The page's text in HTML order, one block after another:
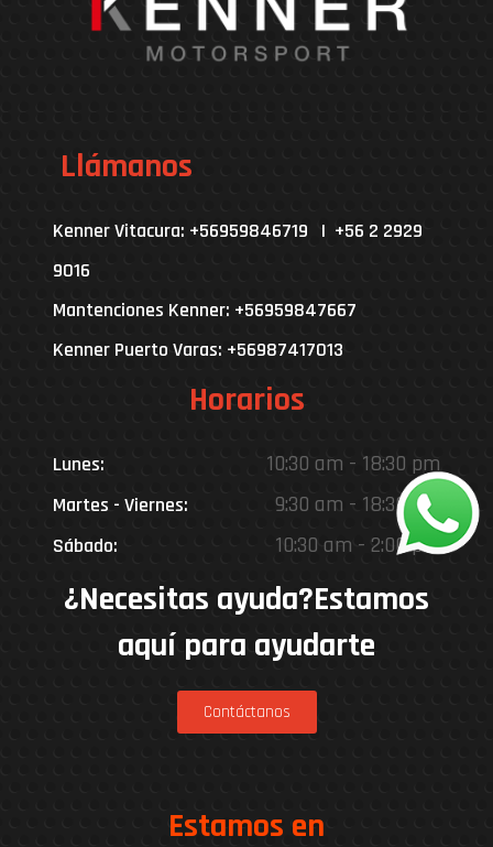
Llámanos
Kenner Vitacura: +56959846719 | +56 2 2929
9016
Mantenciones Kenner: +56959847667
Kenner Puerto Varas: +56987417013
Horarios
Lunes: 10:30 am - 18:30 pm
Martes - Viernes: 9:30 am - 18:30 pm
Sábado: 10:30 am - 2:00 pm
¿Necesitas ayuda?Estamos
aquí para ayudarte
Contáctanos
Estamos en